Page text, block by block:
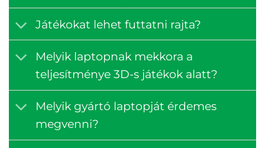
Játékokat lehet futtatni rajta?
Melyik laptopnak mekkora a
teljesítménye 3D-s játékok alatt?
Melyik gyártó laptopját érdemes
megvenni?